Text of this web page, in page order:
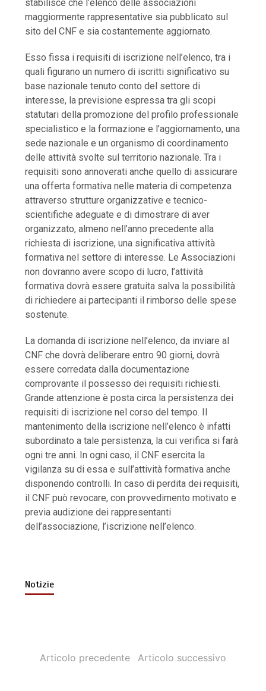
stabilisce che l’elenco delle associazioni
maggiormente rappresentative sia pubblicato sul
sito del CNF e sia costantemente aggiornato.
Esso fissa i requisiti di iscrizione nell’elenco, tra i
quali figurano un numero di iscritti significativo su
base nazionale tenuto conto del settore di
interesse, la previsione espressa tra gli scopi
statutari della promozione del profilo professionale
specialistico e la formazione e l’aggiornamento, una
sede nazionale e un organismo di coordinamento
delle attività svolte sul territorio nazionale. Tra i
requisiti sono annoverati anche quello di assicurare
una offerta formativa nelle materia di competenza
attraverso strutture organizzative e tecnico-
scientifiche adeguate e di dimostrare di aver
organizzato, almeno nell’anno precedente alla
richiesta di iscrizione, una significativa attività
formativa nel settore di interesse. Le Associazioni
non dovranno avere scopo di lucro, l’attività
formativa dovrà essere gratuita salva la possibilità
di richiedere ai partecipanti il rimborso delle spese
sostenute.
La domanda di iscrizione nell’elenco, da inviare al
CNF che dovrà deliberare entro 90 giorni, dovrà
essere corredata dalla documentazione
comprovante il possesso dei requisiti richiesti.
Grande attenzione è posta circa la persistenza dei
requisiti di iscrizione nel corso del tempo. Il
mantenimento della iscrizione nell’elenco è infatti
subordinato a tale persistenza, la cui verifica si farà
ogni tre anni. In ogni caso, il CNF esercita la
vigilanza su di essa e sull’attività formativa anche
disponendo controlli. In caso di perdita dei requisiti,
il CNF può revocare, con provvedimento motivato e
previa audizione dei rappresentanti
dell’associazione, l’iscrizione nell’elenco.
Notizie
Articolo precedente Articolo successivo